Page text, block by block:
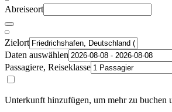
Abreiseort
Zielort
Daten auswählen
Passagiere, Reiseklasse
Unterkunft hinzufügen, um mehr zu buchen